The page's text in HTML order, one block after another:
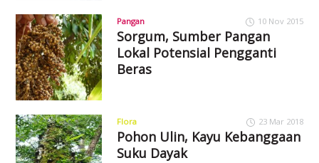
Pangan 10 Nov 2015
Sorgum, Sumber Pangan
Lokal Potensial Pengganti
Beras
Flora 23 Mar 2018
Pohon Ulin, Kayu Kebanggaan
Suku Dayak